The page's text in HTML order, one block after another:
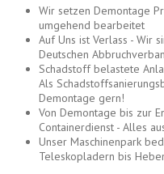
Wir setzen Demontage
umgehend bearbeitet
Auf Uns ist Verlass - Wir
Deutschen
Schadstoff belastete
Als
Demontage gern!
Von Demontage bis zur
Containerdienst - Alles
Unser Maschinenpark
Teleskopladern bis